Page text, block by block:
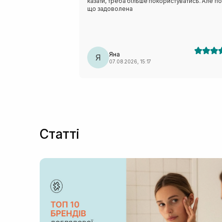
що задоволена
Я Яна
07.08.2026, 15:17
Статті